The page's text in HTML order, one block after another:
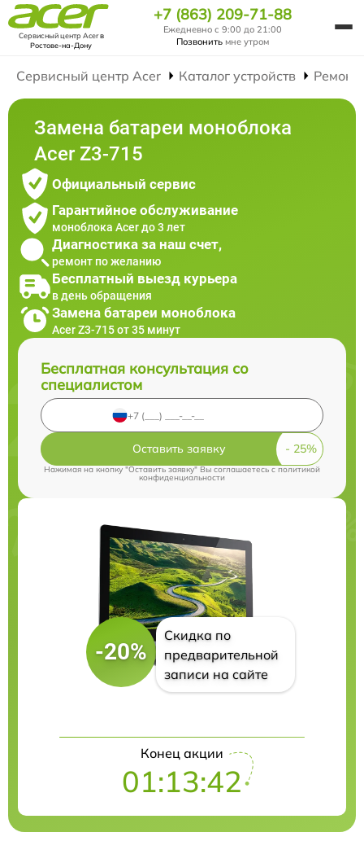
Сервисный центр Acerв
Ростове-на-Дону
+7 (863) 209-71-88
Ежедневно с 9:00 до 21:00
Позвонить мне утром
Сервисный центр Acer Каталог устройств Ремонт
Замена батареи моноблока
Acer Z3-715
Официальный сервис
Гарантийное обслуживание
моноблока Acer до 3 лет
Диагностика за наш счет,
ремонт по желанию
Бесплатный выезд курьера
в день обращения
Замена батареи моноблока
Acer Z3-715 от 35 минут
Бесплатная консультация со
специалистом
Оставить заявку
Нажимая на кнопку "Оставить заявку" Вы соглашаетесь cполитикой
конфиденциальности
-20%
Скидка по
предварительной
записи на сайте
Конец акции
01:13:41